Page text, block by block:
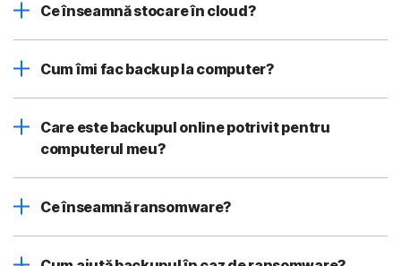
Ce înseamnă stocare în cloud?
Cum îmi fac backup la computer?
Care este backupul online potrivit pentru
computerul meu?
Ce înseamnă ransomware?